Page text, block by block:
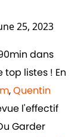
25, 2023
dans
listes ! En
,Quentin
l'effectif
Garder